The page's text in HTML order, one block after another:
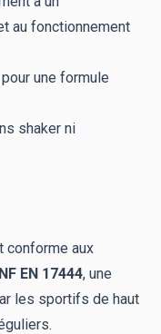
au fonctionnement
une formule
shaker ni
conforme aux
NF EN 17444, une
les sportifs de haut